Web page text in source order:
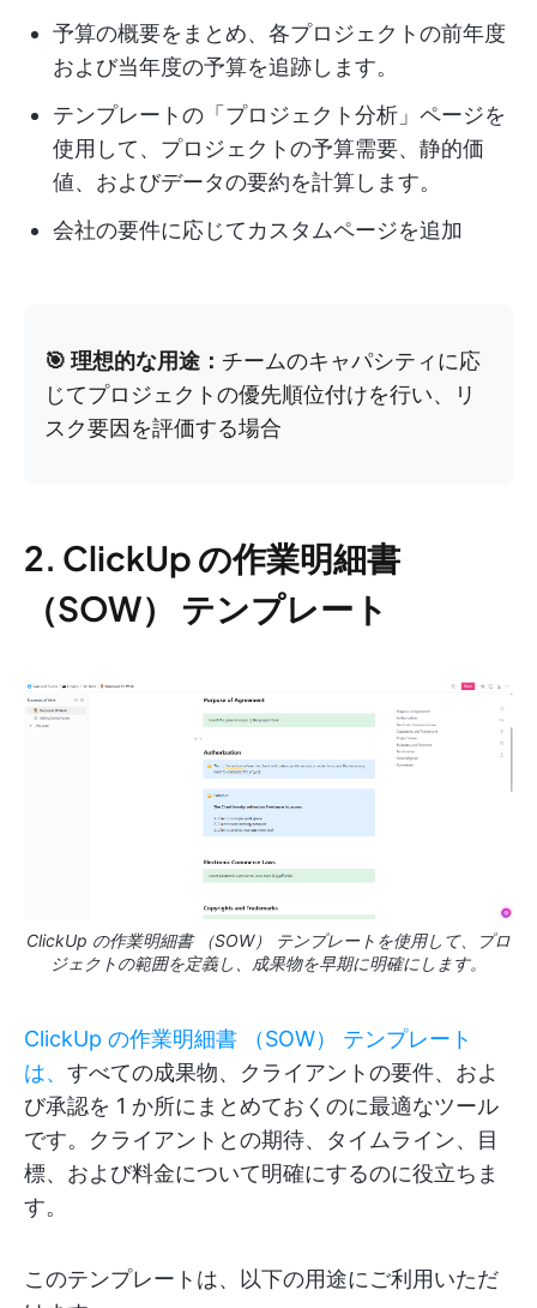
予算の概要をまとめ、各プロジェクトの前年度
および当年度の予算を追跡します。
テンプレートの「プロジェクト分析」ページを
使用して、プロジェクトの予算需要、静的価
値、およびデータの要約を計算します。
会社の要件に応じてカスタムページを追加
🎯 理想的な用途： チームのキャパシティに応
じてプロジェクトの優先順位付けを行い、リ
スク要因を評価する場合
2. ClickUp の作業明細書
（SOW） テンプレート
ClickUp の作業明細書 （SOW） テンプレートを使用して、プロ
ジェクトの範囲を定義し、成果物を早期に明確にします。
ClickUp の作業明細書 （SOW） テンプレート
は、 すべての成果物、クライアントの要件、およ
び承認を 1 か所にまとめておくのに最適なツール
です。クライアントとの期待、タイムライン、目
標、および料金について明確にするのに役立ちま
す。
このテンプレートは、以下の用途にご利用いただ